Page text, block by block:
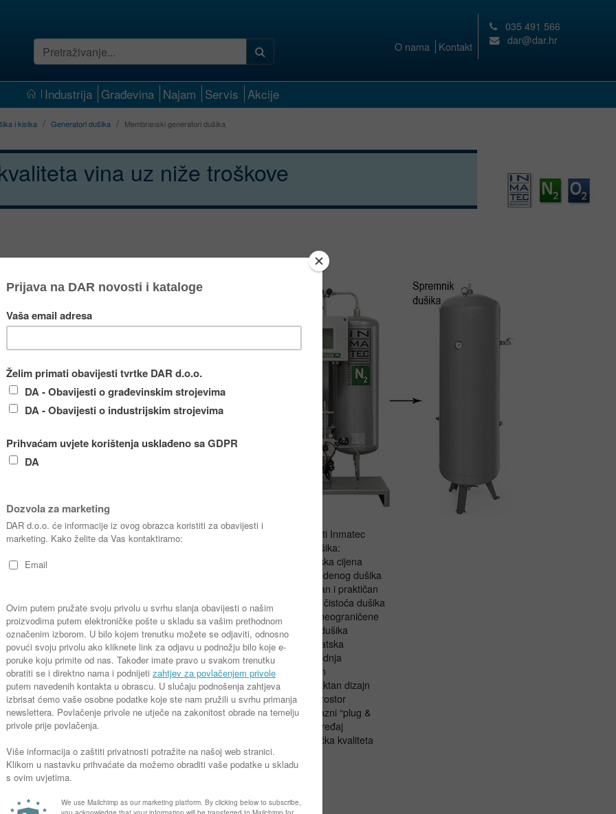
035 491 566
dar@dar.hr
O nama Kontakt
Industrija Građevina Najam Servis Akcije
i kisika Generatori dušika Membranski generatori dušika
vina uz niže troškove
rok
sve
u
dobit
Inmatec generator dušika možete koristiti
za:
Prijenos vina
Dopunjavanje u bačvama
Flaširanje
Zašto odabrati Inmatec
generator dušika:
Vrlo niska cijena
proizvedenog dušika
Pouzdan i praktičan
Visoka čistoća dušika
Imate neograničene
zalihe dušika
Automatska
proizvodnja
Siguran
Kompaktan dizajn
štedi prostor
Monofazni “plug &
play” uređaj
Njemačka kvaliteta